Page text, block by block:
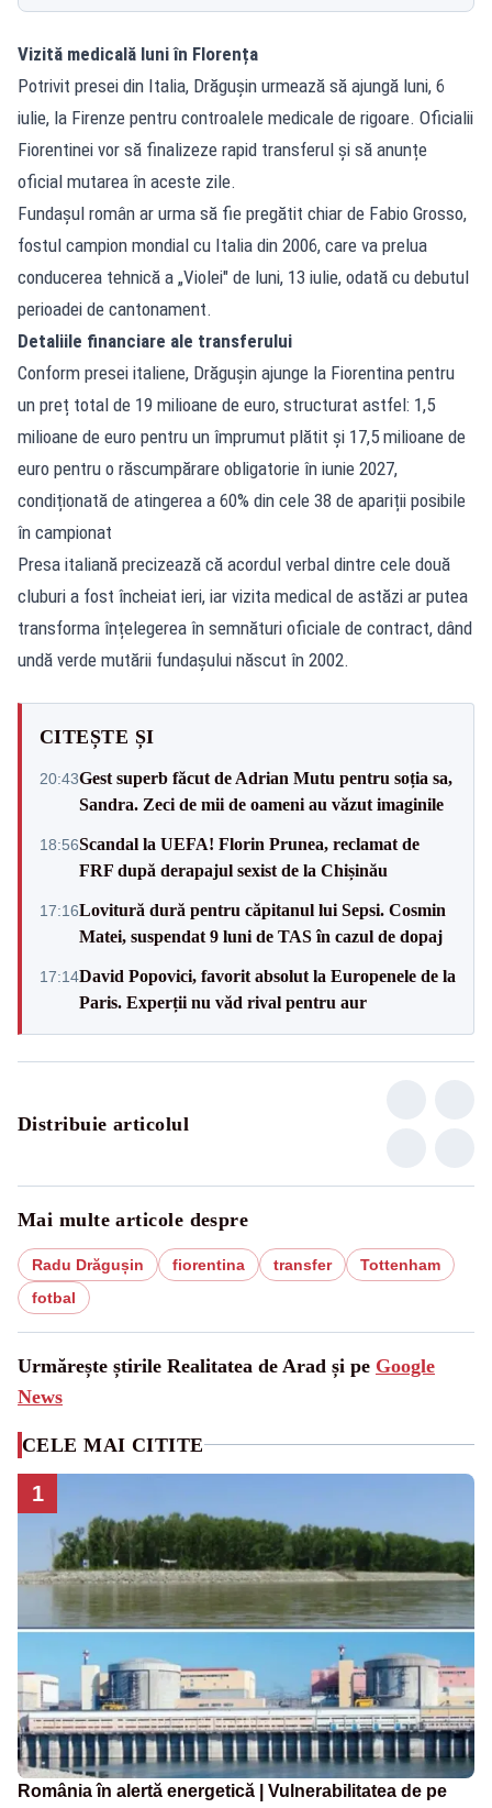
Vizită medicală luni în Florența
Potrivit presei din Italia, Drăgușin urmează să ajungă luni, 6
iulie, la Firenze pentru controalele medicale de rigoare. Oficialii
Fiorentinei vor să finalizeze rapid transferul și să anunțe
oficial mutarea în aceste zile.
Fundașul român ar urma să fie pregătit chiar de Fabio Grosso,
fostul campion mondial cu Italia din 2006, care va prelua
conducerea tehnică a „Violei" de luni, 13 iulie, odată cu debutul
perioadei de cantonament.
Detaliile financiare ale transferului
Conform presei italiene, Drăgușin ajunge la Fiorentina pentru
un preț total de 19 milioane de euro, structurat astfel: 1,5
milioane de euro pentru un împrumut plătit și 17,5 milioane de
euro pentru o răscumpărare obligatorie în iunie 2027,
condiționată de atingerea a 60% din cele 38 de apariții posibile
în campionat
Presa italiană precizează că acordul verbal dintre cele două
cluburi a fost încheiat ieri, iar vizita medical de astăzi ar putea
transforma înțelegerea în semnături oficiale de contract, dând
undă verde mutării fundașului născut în 2002.
CITEȘTE ȘI
20:43Gest superb făcut de Adrian Mutu pentru soția sa,
Sandra. Zeci de mii de oameni au văzut imaginile
18:56Scandal la UEFA! Florin Prunea, reclamat de
FRF după derapajul sexist de la Chișinău
17:16Lovitură dură pentru căpitanul lui Sepsi. Cosmin
Matei, suspendat 9 luni de TAS în cazul de dopaj
17:14David Popovici, favorit absolut la Europenele de la
Paris. Experții nu văd rival pentru aur
Distribuie articolul
Mai multe articole despre
Radu Drăgușin fiorentina transfer
Tottenham
fotbal
Urmărește știrile Realitatea de Arad și pe Google
News
CELE MAI CITITE
1
România în alertă energetică | Vulnerabilitatea de pe